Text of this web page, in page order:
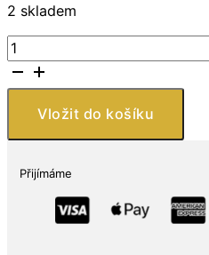
2 skladem
Royal
Canadian
Mint
Stříbrná
Maple
Leaf
Vložit do košíku
Přijímáme